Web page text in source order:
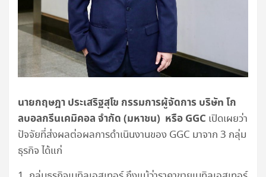
นายกฤษฎา ประเสริฐสุโข กรรมการผู้จัดการ บริษัท โก
ลบอลกรีนเคมิคอล จำกัด (มหาชน) หรือ GGC เปิดเผยว่า
ปัจจัยที่ส่งผลต่อผลการดำเนินงานของ GGC มาจาก 3 กลุ่ม
ธุรกิจ ได้แก่